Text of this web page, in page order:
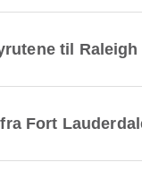
til Raleigh
Fort